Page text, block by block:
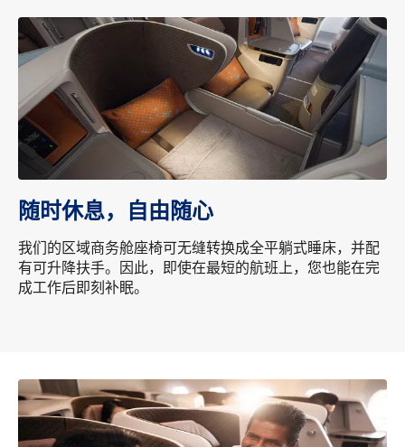
随时休息，自由随心
我们的区域商务舱座椅可无缝转换成全平躺式睡床，并配
有可升降扶手。因此，即使在最短的航班上，您也能在完
成工作后即刻补眠。